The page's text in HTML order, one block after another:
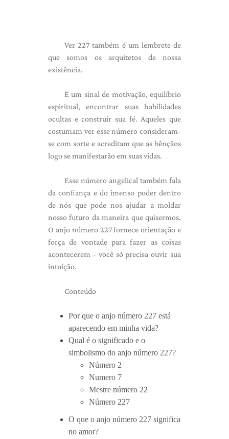
Ver 227 também é um lembrete de
que somos os arquitetos de nossa
existência.
É um sinal de motivação, equilíbrio
espiritual, encontrar suas habilidades
ocultas e construir sua fé. Aqueles que
costumam ver esse número consideram-
se com sorte e acreditam que as bênçãos
logo se manifestarão em suas vidas.
Esse número angelical também fala
da confiança e do imenso poder dentro
de nós que pode nos ajudar a moldar
nosso futuro da maneira que quisermos.
O anjo número 227 fornece orientação e
força de vontade para fazer as coisas
acontecerem - você só precisa ouvir sua
intuição.
Conteúdo
Por que o anjo número 227 está
aparecendo em minha vida?
Qual é o significado e o
simbolismo do anjo número 227?
Número 2
Numero 7
Mestre número 22
Número 227
O que o anjo número 227 significa
no amor?